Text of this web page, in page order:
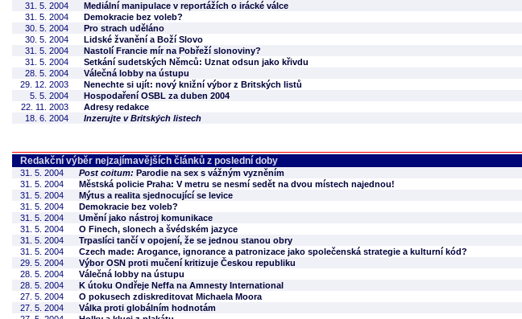
31. 5. 2004
Mediální manipulace v reportážích o irácké válce
31. 5. 2004
Demokracie bez voleb?
30. 5. 2004
Pro strach uděláno
30. 5. 2004
Lidské žvanění a Boží Slovo
31. 5. 2004
Nastolí Francie mír na Pobřeží slonoviny?
31. 5. 2004
Setkání sudetských Němců: Uznat odsun jako křivdu
28. 5. 2004
Válečná lobby na ústupu
29. 12. 2003
Nenechte si ujít: nový knižní výbor z Britských listů
5. 5. 2004
Hospodaření OSBL za duben 2004
22. 11. 2003
Adresy redakce
18. 6. 2004
Inzerujte v Britských listech
Redakční výběr nejzajímavějších článků z poslední doby
31. 5. 2004 Post coitum: Parodie na sex s vážným vyzněním
31. 5. 2004
Městská policie Praha: V metru se nesmí sedět na dvou místech najednou!
31. 5. 2004
Mýtus a realita sjednocující se levice
31. 5. 2004
Demokracie bez voleb?
31. 5. 2004
Umění jako nástroj komunikace
31. 5. 2004
O Finech, slonech a švédském jazyce
31. 5. 2004
Trpaslíci tančí v opojení, že se jednou stanou obry
31. 5. 2004
Czech made: Arogance, ignorance a patronizace jako společenská strategie a kulturní kód?
29. 5. 2004
Výbor OSN proti mučení kritizuje Českou republiku
28. 5. 2004
Válečná lobby na ústupu
28. 5. 2004
K útoku Ondřeje Neffa na Amnesty International
27. 5. 2004
O pokusech zdiskreditovat Michaela Moora
27. 5. 2004
Válka proti globálním hodnotám